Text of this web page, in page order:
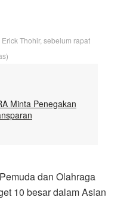
Thohir, sebelum rapat
Minta Penegakan
dan Olahraga
10 besar dalam Asian